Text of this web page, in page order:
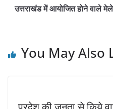
उत्तराखंड में आयोजित होने वाले
You May Also